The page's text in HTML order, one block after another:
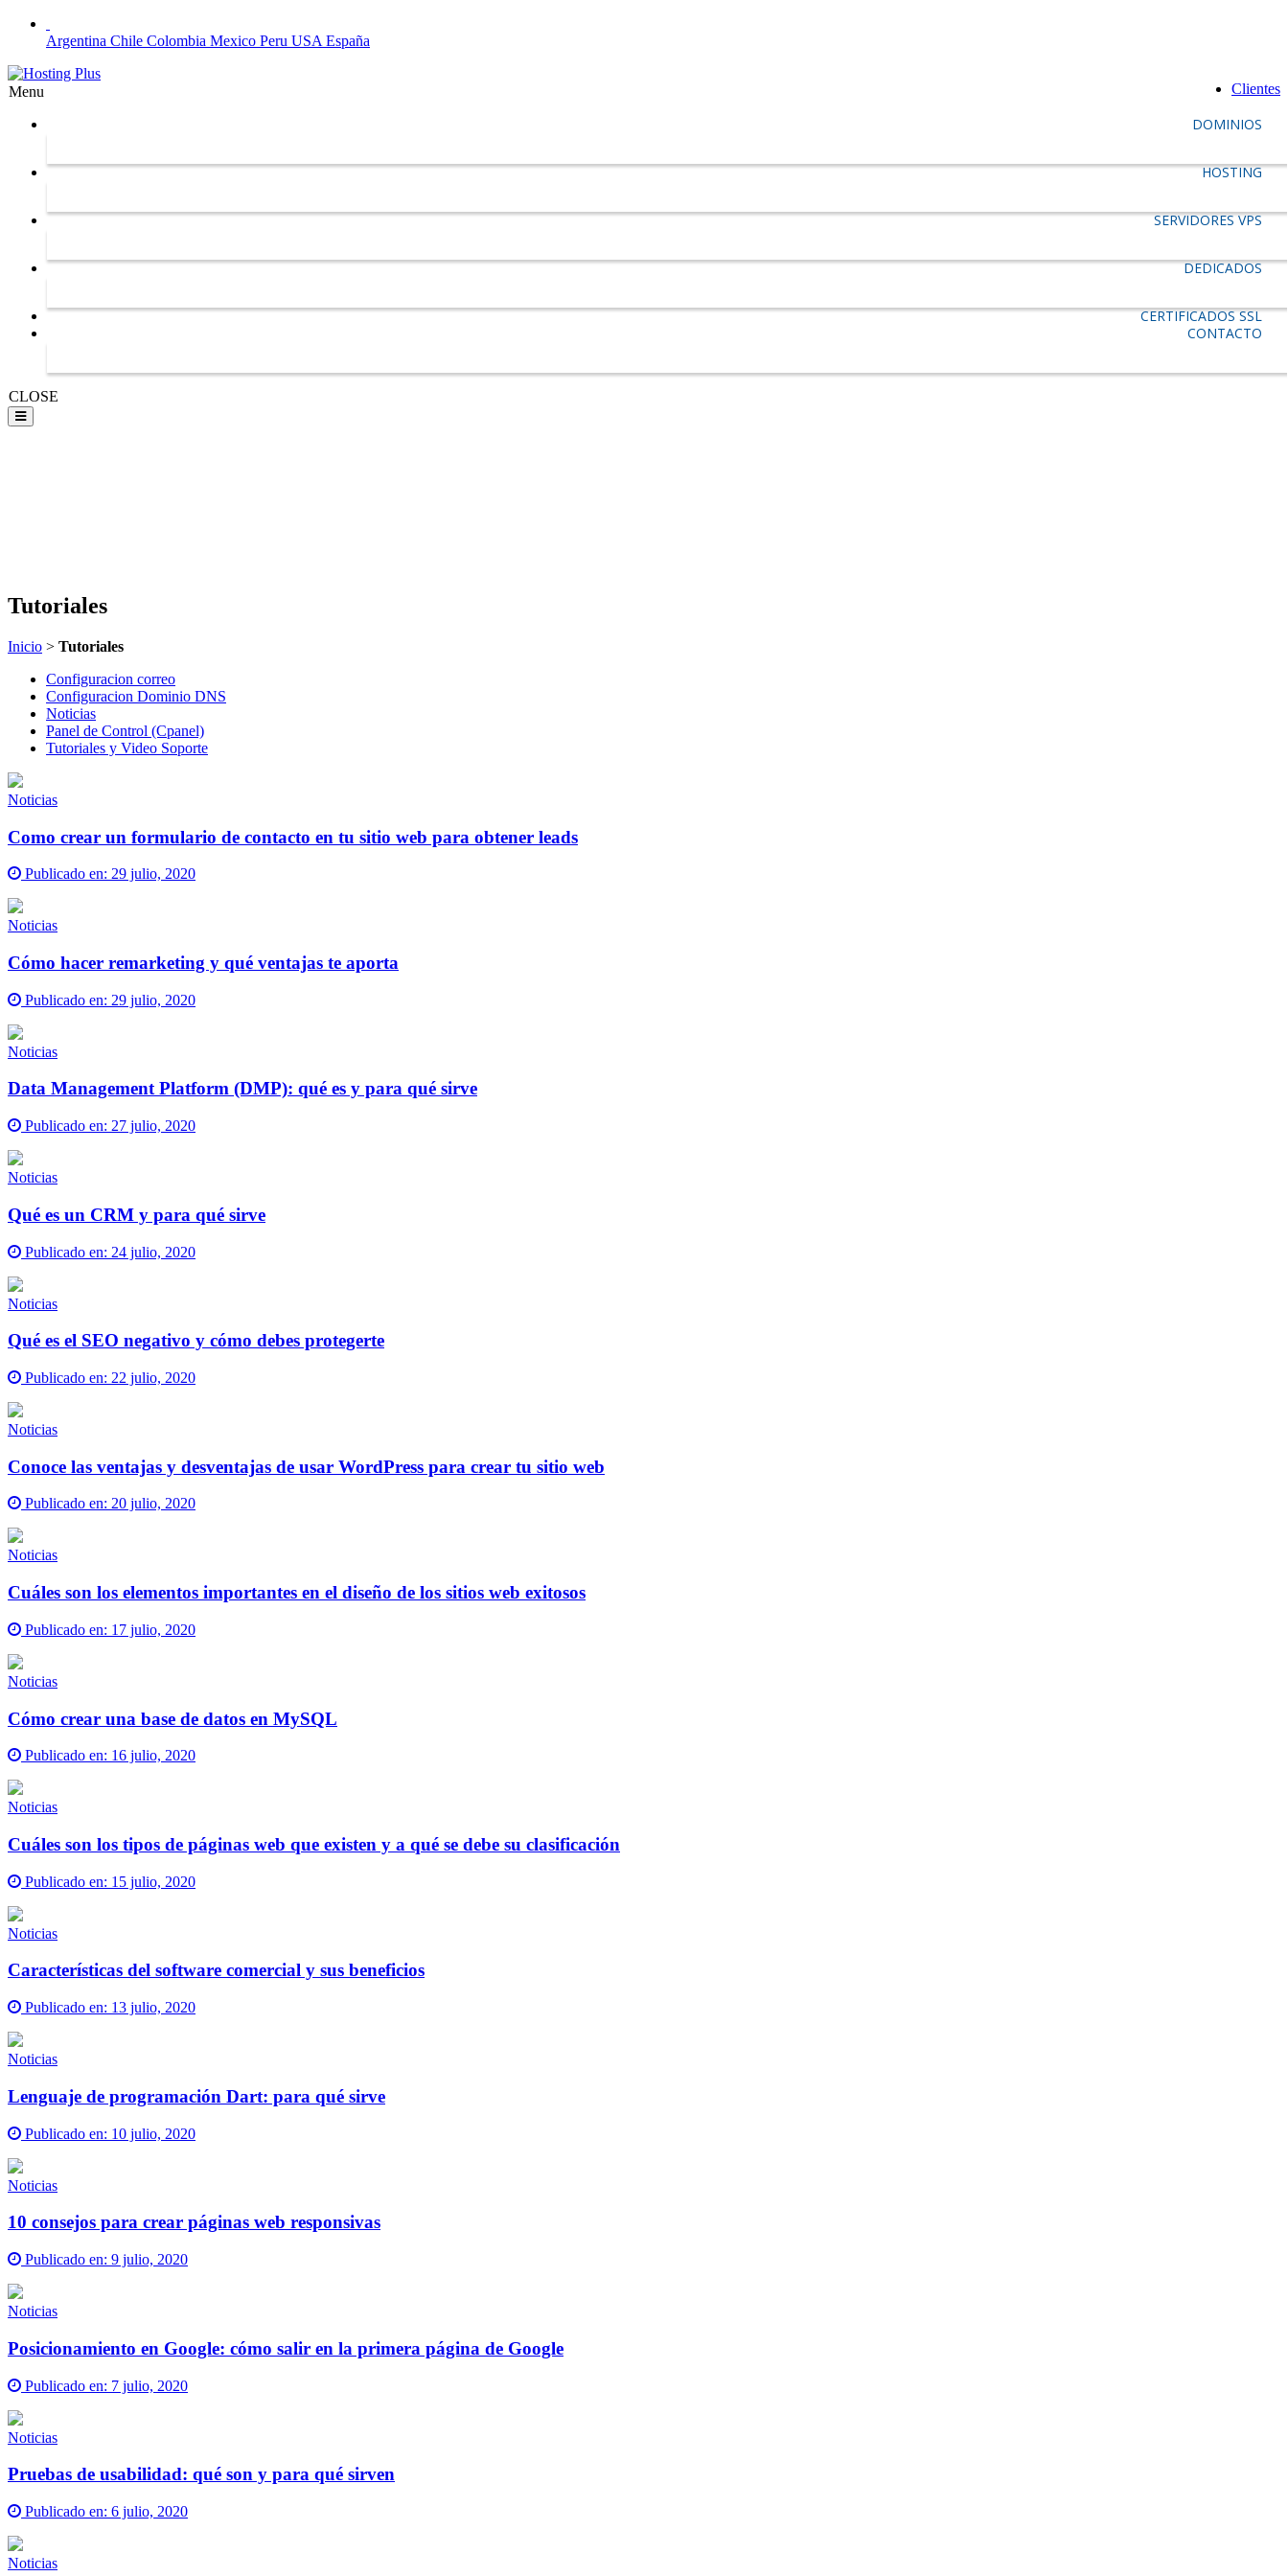
Argentina Chile Colombia Mexico Peru USA España
Clientes
Menu
DOMINIOS
HOSTING
SERVIDORES VPS
DEDICADOS
CERTIFICADOS SSL
CONTACTO
CLOSE
Tutoriales
Inicio > Tutoriales
Configuracion correo
Configuracion Dominio DNS
Noticias
Panel de Control (Cpanel)
Tutoriales y Video Soporte
Noticias
Como crear un formulario de contacto en tu sitio web para obtener leads
Publicado en: 29 julio, 2020
Noticias
Cómo hacer remarketing y qué ventajas te aporta
Publicado en: 29 julio, 2020
Noticias
Data Management Platform (DMP): qué es y para qué sirve
Publicado en: 27 julio, 2020
Noticias
Qué es un CRM y para qué sirve
Publicado en: 24 julio, 2020
Noticias
Qué es el SEO negativo y cómo debes protegerte
Publicado en: 22 julio, 2020
Noticias
Conoce las ventajas y desventajas de usar WordPress para crear tu sitio web
Publicado en: 20 julio, 2020
Noticias
Cuáles son los elementos importantes en el diseño de los sitios web exitosos
Publicado en: 17 julio, 2020
Noticias
Cómo crear una base de datos en MySQL
Publicado en: 16 julio, 2020
Noticias
Cuáles son los tipos de páginas web que existen y a qué se debe su clasificación
Publicado en: 15 julio, 2020
Noticias
Características del software comercial y sus beneficios
Publicado en: 13 julio, 2020
Noticias
Lenguaje de programación Dart: para qué sirve
Publicado en: 10 julio, 2020
Noticias
10 consejos para crear páginas web responsivas
Publicado en: 9 julio, 2020
Noticias
Posicionamiento en Google: cómo salir en la primera página de Google
Publicado en: 7 julio, 2020
Noticias
Pruebas de usabilidad: qué son y para qué sirven
Publicado en: 6 julio, 2020
Noticias